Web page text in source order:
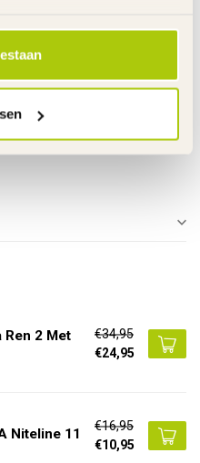
slijtageonderdelen
Ren 2 Met
€34,95
€24,95
Niteline 11
€16,95
€10,95